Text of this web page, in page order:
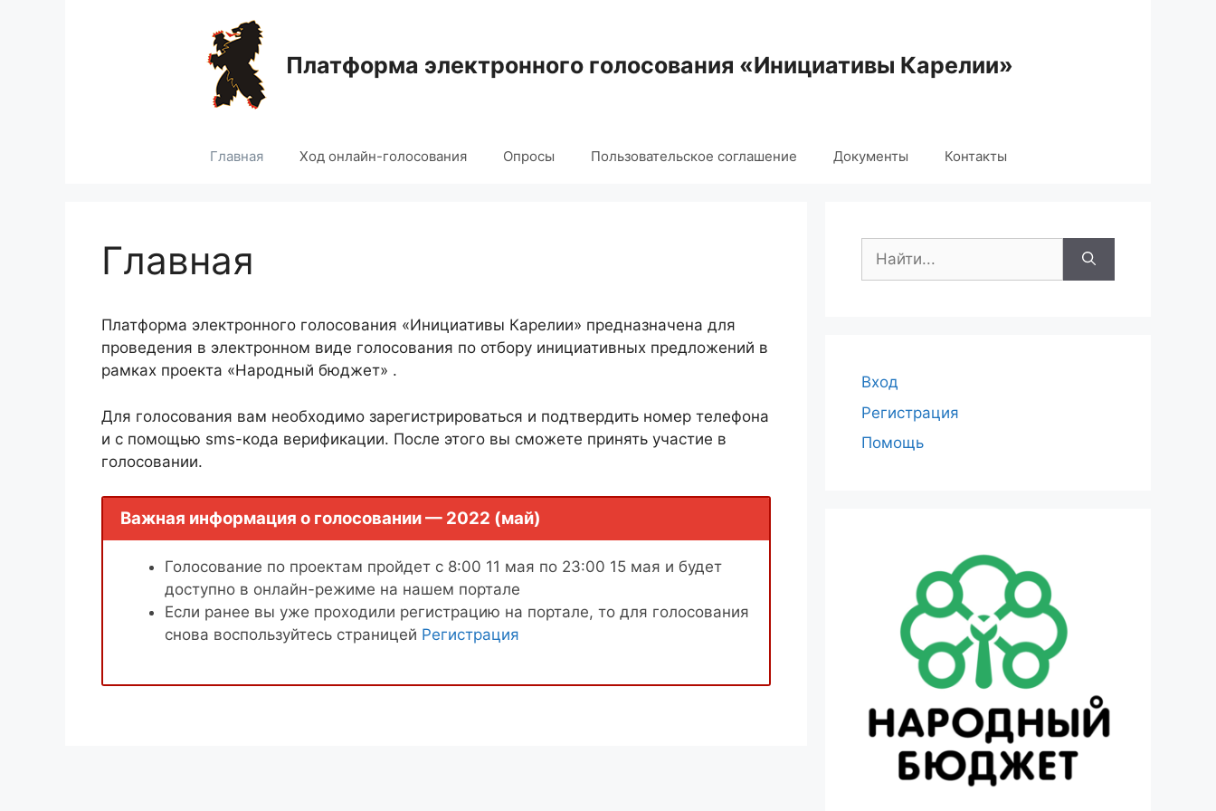
Платформа электронного голосования «Инициативы Карелии»
Главная Ход онлайн-голосования Опросы Пользовательское соглашение Документы Контакты
Главная
Платформа электронного голосования «Инициативы Карелии» предназначена для
проведения в электронном виде голосования по отбору инициативных предложений в
рамках проекта «Народный бюджет» .
Для голосования вам необходимо зарегистрироваться и подтвердить номер телефона
и с помощью sms-кода верификации. После этого вы сможете принять участие в
голосовании.
Важная информация о голосовании — 2022 (май)
Голосование по проектам пройдет с 8:00 11 мая по 23:00 15 мая и будет
доступно в онлайн-режиме на нашем портале
Если ранее вы уже проходили регистрацию на портале, то для голосования
снова воспользуйтесь страницей Регистрация
Поиск:
Вход
Регистрация
Помощь